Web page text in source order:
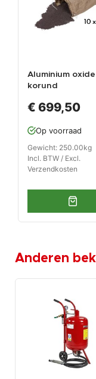
Aluminium
korund
€ 699,50
Op voorraad
Gewicht: 250.00kg
Incl. BTW / Excl.
Verzendkosten
Anderen